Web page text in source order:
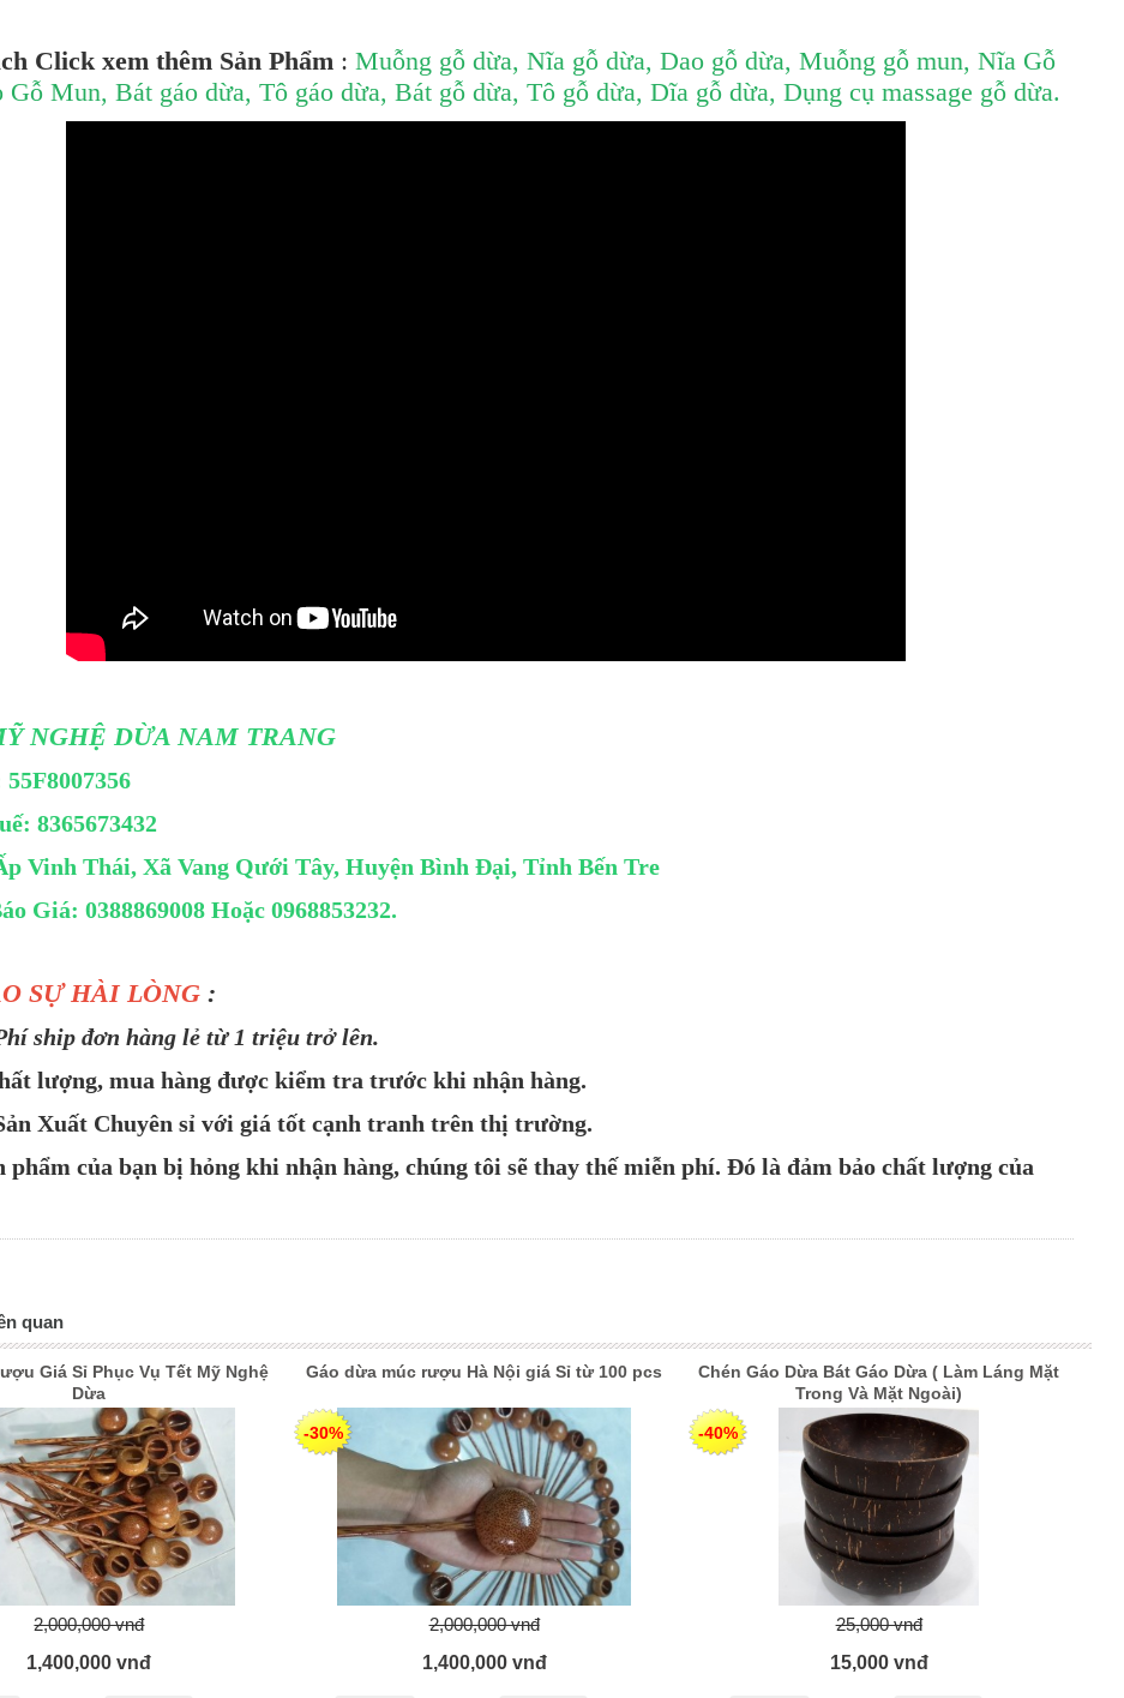
Click xem thêm Sản Phẩm : Muỗng gỗ dừa, Nĩa gỗ dừa, Dao gỗ dừa, Muỗng gỗ mun, Nĩa Gỗ
Gỗ Mun, Bát gáo dừa, Tô gáo dừa, Bát gỗ dừa, Tô gỗ dừa, Dĩa gỗ dừa, Dụng cụ massage gỗ dừa.
NGHỆ DỪA NAM TRANG
8365673432
Vinh Thái, Xã Vang Qưới Tây, Huyện Bình Đại, Tỉnh Bến Tre
Giá: 0388869008 Hoặc 0968853232.
SỰ HÀI LÒNG :
ship đơn hàng lẻ từ 1 triệu trở lên.
lượng, mua hàng được kiểm tra trước khi nhận hàng.
Xuất Chuyên sỉ với giá tốt cạnh tranh trên thị trường.
phẩm của bạn bị hỏng khi nhận hàng, chúng tôi sẽ thay thế miễn phí. Đó là đảm bảo chất lượng của
quan
Giá Sỉ Phục Vụ Tết Mỹ Nghệ
Dừa
2,000,000 vnđ
1,400,000 vnđ
Gáo dừa múc rượu Hà Nội giá Sỉ từ 100 pcs
-30%
2,000,000 vnđ
1,400,000 vnđ
Chén Gáo Dừa Bát Gáo Dừa ( Làm Láng Mặt
Trong Và Mặt Ngoài)
-40%
25,000 vnđ
15,000 vnđ